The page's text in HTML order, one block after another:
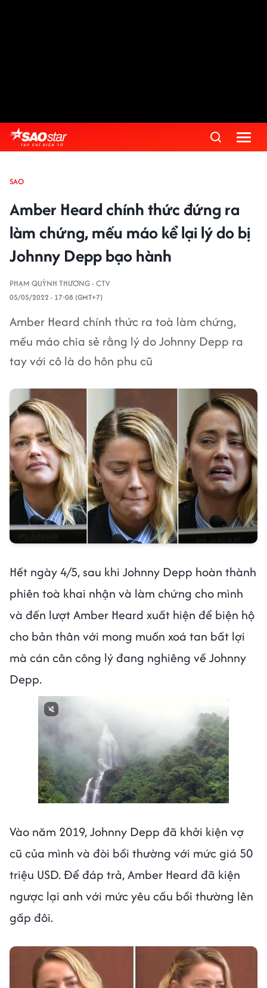
SAO
Amber Heard chính thức đứng ra
làm chứng, mếu máo kể lại lý do bị
Johnny Depp bạo hành
PHẠM QUỲNH THƯƠNG - CTV
05/05/2022 - 17:08 (GMT+7)
Amber Heard chính thức ra toà làm chứng,
mếu máo chia sẻ rằng lý do Johnny Depp ra
tay với cô là do hôn phu cũ
Hết ngày 4/5, sau khi Johnny Depp hoàn thành
phiên toà khai nhận và làm chứng cho mình
và đến lượt Amber Heard xuất hiện để biện hộ
cho bản thân với mong muốn xoá tan bất lợi
mà cán cân công lý đang nghiêng về Johnny
Depp.
Next video in 1 Cancel
Vào năm 2019, Johnny Depp đã khởi kiện vợ
cũ của mình và đòi bồi thường với mức giá 50
triệu USD. Để đáp trả, Amber Heard đã kiện
ngược lại anh với mức yêu cầu bồi thường lên
gấp đôi.